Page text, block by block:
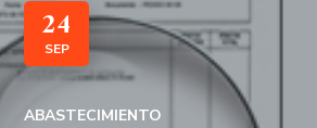
24
SEP
ABASTECIMIENTO